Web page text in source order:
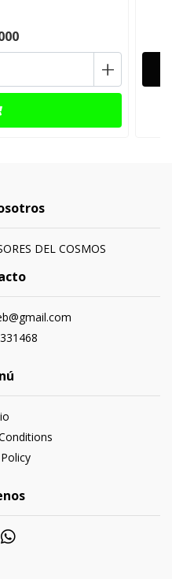
+
DEL COSMOS